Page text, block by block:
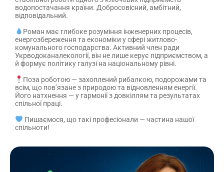
водопостачання країни. Добросовісний, амбітний,
відповідальний.
Роман має глибоке розуміння інженерних процесів,
енергозбереження та економіки у сфері житлово-
комунального господарства. Активний член ради
Укрводоканалекології, він не лише керує підприємством, а
й формує політику галузі на національному рівні.
Поза роботою — захоплений рибалкою, подорожами та
всім, що пов’язане з природою та відновленням енергії.
Його натхнення — у гармонії з довкіллям та результатах
спільної праці.
Пишаємося, що такі професіонали — частина нашої
спільноти!